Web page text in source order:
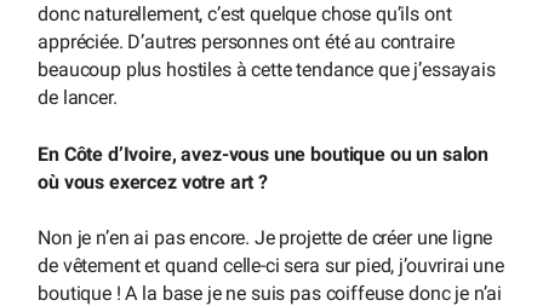
donc naturellement, c’est quelque chose qu’ils ont
appréciée. D’autres personnes ont été au contraire
beaucoup plus hostiles à cette tendance que j’essayais
de lancer.
En Côte d’Ivoire, avez-vous une boutique ou un salon
où vous exercez votre art ?
Non je n’en ai pas encore. Je projette de créer une ligne
de vêtement et quand celle-ci sera sur pied, j’ouvrirai une
boutique ! A la base je ne suis pas coiffeuse donc je n’ai